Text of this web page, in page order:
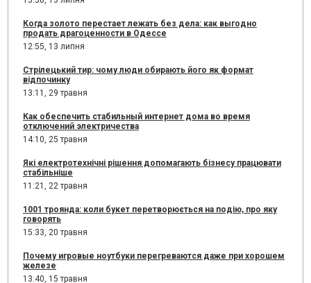
Когда золото перестает лежать без дела: как выгодно
продать драгоценности в Одессе
12:55, 13 липня
Стрілецький тир: чому люди обирають його як формат
відпочинку
13:11, 29 травня
Как обеспечить стабильный интернет дома во время
отключений электричества
14:10, 25 травня
Які електротехнічні рішення допомагають бізнесу працювати
стабільніше
11:21, 22 травня
1001 троянда: коли букет перетворюється на подію, про яку
говорять
15:33, 20 травня
Почему игровые ноутбуки перегреваются даже при хорошем
железе
13:40, 15 травня